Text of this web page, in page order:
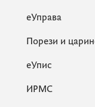
еУправа
Порези и
eУпис
ИРМС